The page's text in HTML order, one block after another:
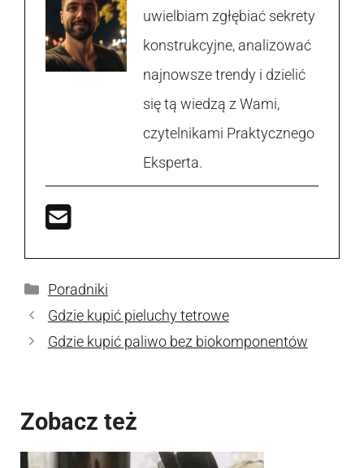
uwielbiam zgłębiać sekrety
konstrukcyjne, analizować
najnowsze trendy i dzielić
się tą wiedzą z Wami,
czytelnikami Praktycznego
Eksperta.
Kategorie
Poradniki
Gdzie kupić pieluchy tetrowe
Gdzie kupić paliwo bez biokomponentów
Zobacz też